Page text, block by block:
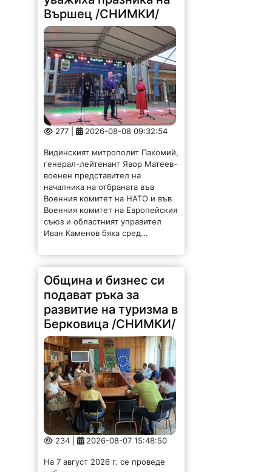
277 | 2026-08-08 09:32:54
Видинският митрополит Пахомий,
генерал-лейтенант Явор Матеев-
военен представител на
началника на отбраната във
Военния комитет на НАТО и във
Военния комитет на Европейския
съюз и областният управител
Община и бизнес си
подават ръка за
развитие на туризма в
Берковица /СНИМКИ/
234 | 2026-08-07 15:48:50
На 7 август 2026 г. се проведе
работна среща между
ръководството на Община
Берковица и представители на
местния туристически бизнес. Тя
бе по инициатива на кмета на
община Берковица Радослав